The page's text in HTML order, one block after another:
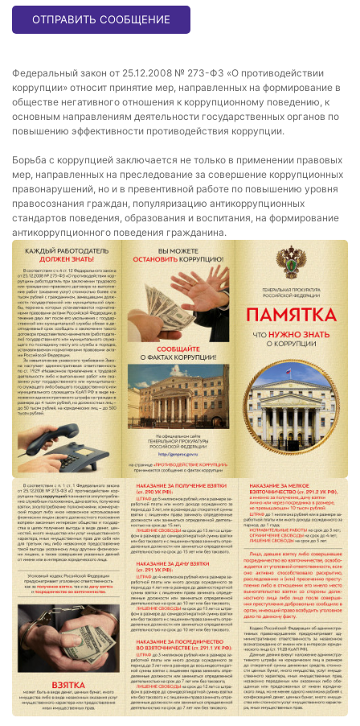
ОТПРАВИТЬ СООБЩЕНИЕ
Федеральный закон от 25.12.2008 № 273-ФЗ «О противодействии
коррупции» относит принятие мер, направленных на формирование в
обществе негативного отношения к коррупционному поведению, к
основным направлениям деятельности государственных органов по
повышению эффективности противодействия коррупции.
Борьба с коррупцией заключается не только в применении правовых
мер, направленных на преследование за совершение коррупционных
правонарушений, но и в превентивной работе по повышению уровня
правосознания граждан, популяризацию антикоррупционных
стандартов поведения, образования и воспитания, на формирование
антикоррупционного поведения гражданина.